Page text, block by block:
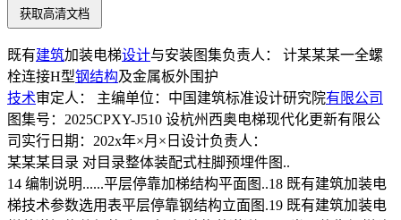
获取高清文档
既有建筑加装电梯设计与安装图集负责人： 计某某某一全螺
栓连接H型钢结构及金属板外围护
技术审定人： 主编单位：中国建筑标准设计研究院有限公司
图集号：2025CPXY-J510 设杭州西奥电梯现代化更新有限公
司实行日期：202x年×月×日设计负责人：
某某某目录 对目录整体装配式柱脚预埋件图..
14 编制说明......平层停靠加梯结构平面图..18 既有建筑加装电
梯技术参数选用表平层停靠钢结构立面图.19 既有建筑加装电